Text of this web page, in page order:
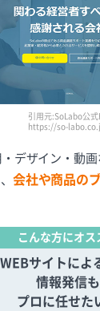
引用元:SoLabo公式
https://so-
デザイン・動
会社や商品の
こんな方にオス
WEBサイトによ
情報発信も
プロに任せた